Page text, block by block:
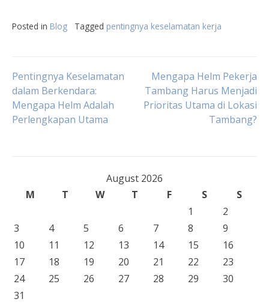
Posted in Blog Tagged pentingnya keselamatan kerja
Post
navigation
Pentingnya Keselamatan
dalam Berkendara:
Mengapa Helm Adalah
Perlengkapan Utama
Mengapa Helm Pekerja
Tambang Harus Menjadi
Prioritas Utama di Lokasi
Tambang?
August 2026
M
T W T F S
S
1
2
3
4 5 6 7 8
9
10
11 12 13 14 15
16
17
18 19 20 21 22
23
24
25 26 27 28 29
30
31